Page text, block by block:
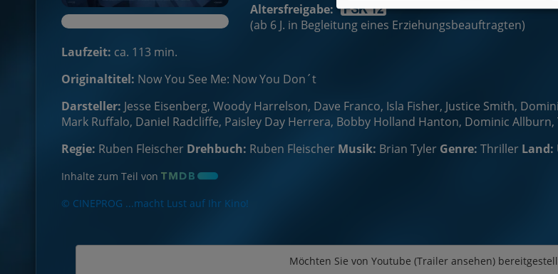
Altersfreigabe:
(ab 6 J. in Begleitung eines Erziehungsbeauftragten)
Laufzeit: ca. 113 min.
Originaltitel: Now You See Me: Now You Don´t
Darsteller: Jesse Eisenberg, Woody Harrelson, Dave Franco, Isla Fisher, Justice Smith,
Mark Ruffalo, Daniel Radcliffe, Paisley Day Herrera, Bobby Holland Hanton, Dominic Allburn,
Regie: Ruben Fleischer Drehbuch: Ruben Fleischer Musik: Brian Tyler Genre: Thriller Land:
Inhalte zum Teil von
© CINEPROG ...macht Lust auf Ihr Kino!
Möchten Sie von Youtube (Trailer ansehen)